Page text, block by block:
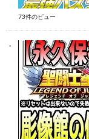
73件のビュー